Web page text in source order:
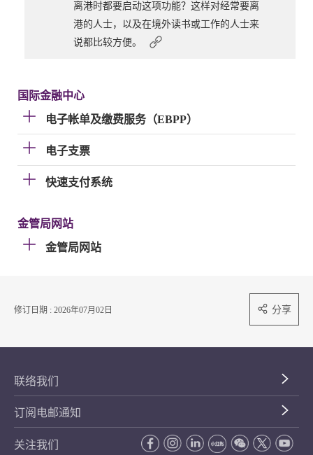
离港时都要启动这项功能？这样对经常要离
港的人士，以及在境外读书或工作的人士来
说都比较方便。
国际金融中心
电子帐单及缴费服务（EBPP）
电子支票
快速支付系统
金管局网站
金管局网站
修订日期 : 2026年07月02日 分享
联络我们
订阅电邮通知
关注我们